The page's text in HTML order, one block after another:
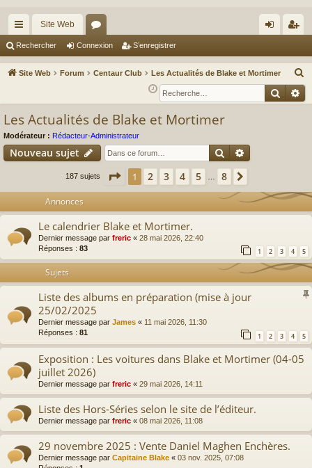
cc
ès
Site Web
or
u ne
xi
nr
eg
Rechercher Connexion S’enregistrer
Site Web Forum Centaur Club Les Actualités de Blake et Mortimer
e
c
e
r
Les Actualités de Blake et Mortimer
Modérateur : Rédacteur-Administrateur
Nouveau sujet Rechercher
187 sujets Page 1sur
1 2 3 4 5 8
Annonces
Le calendrier Blake et Mortimer.
Dernier message par freric « 28 mai 2026, 22:40
Réponses : 83 1 2 3 4 5
Sujets
Liste des albums en préparation (mise à jour
25/02/2025
Dernier message par James « 11 mai 2026, 11:30
Réponses : 81 1 2 3 4 5
Exposition : Les voitures dans Blake et Mortimer (04-05
juillet 2026)
Dernier message par freric « 29 mai 2026, 14:11
Liste des Hors-Séries selon le site de l’éditeur.
Dernier message par freric « 08 mai 2026, 11:08
29 novembre 2025 : Vente Daniel Maghen Enchères.
Dernier message par Capitaine Blake « 03 nov. 2025, 07:08